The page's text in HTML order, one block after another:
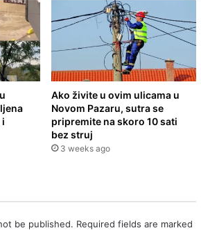
i
Ako živite u ovim ulicama u
Novom Pazaru, sutra se
pripremite na skoro 10 sati
bez struj
3 weeks ago
be published. Required fields are marked